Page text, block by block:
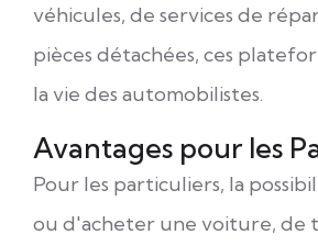
véhicules, de services de
pièces détachées, ces
la vie des automobilistes.
Avantages pour les
Pour les particuliers, la
ou d'acheter une voiture, de